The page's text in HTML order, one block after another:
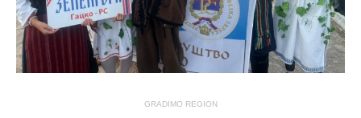
GRADIMO REGION